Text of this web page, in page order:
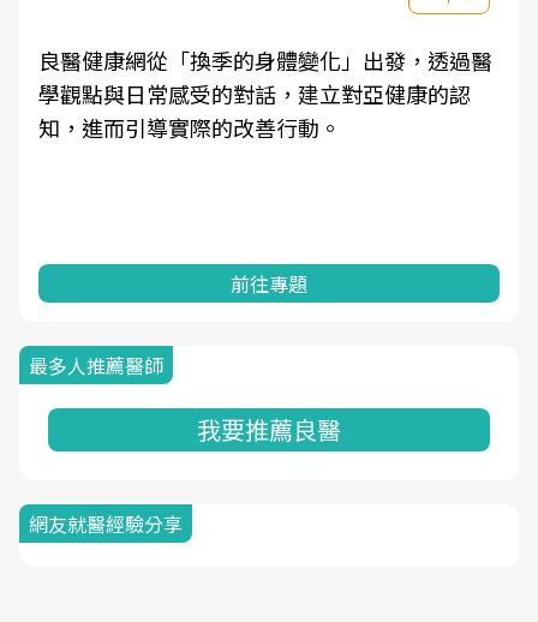
良醫健康網從「換季的身體變化」出發，透過醫
學觀點與日常感受的對話，建立對亞健康的認
知，進而引導實際的改善行動。
前往專題
最多人推薦醫師
我要推薦良醫
網友就醫經驗分享